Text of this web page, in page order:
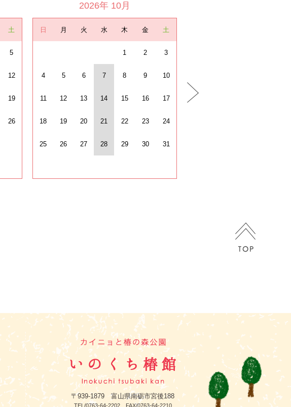
土
5
12
19
26
2026年 10月
日 月 火 水 木 金 土
1 2 3
4 5 6 7 8 9 10
11 12 13 14 15 16 17
18 19 20 21 22 23 24
25 26 27 28 29 30 31
〒939-1879 富山県南砺市宮後188
TEL/0763-64-2202 FAX/0763-64-2210